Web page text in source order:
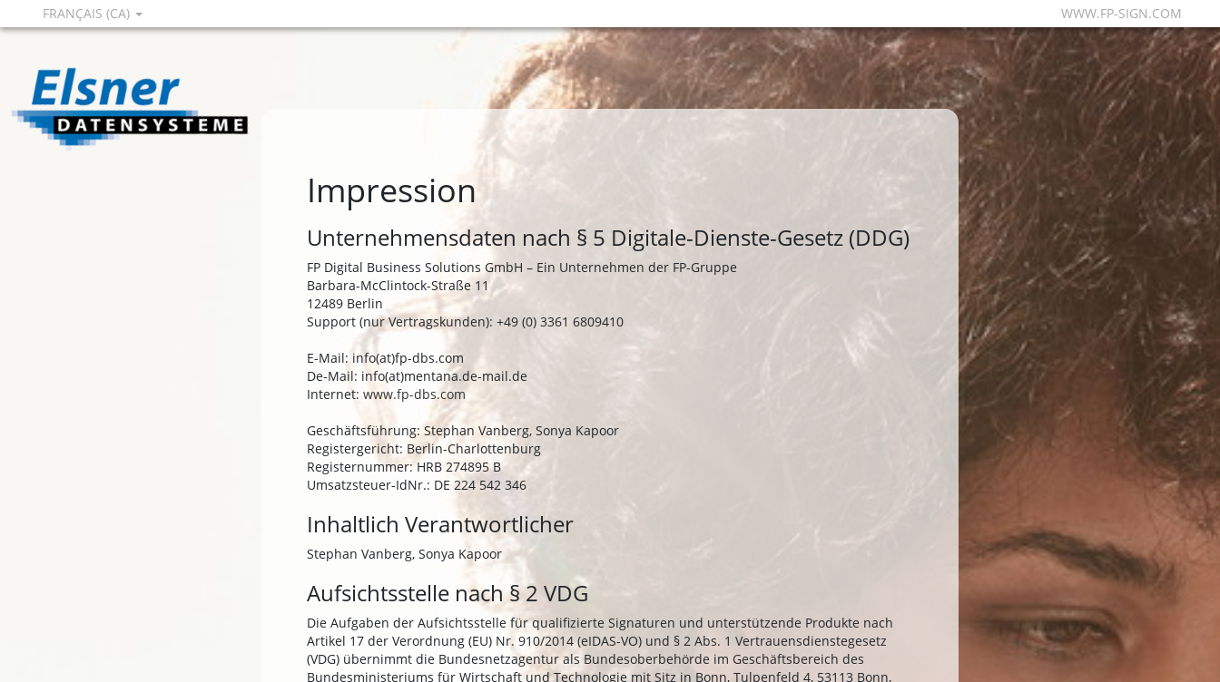
FRANÇAIS (CA) WWW.FP-SIGN.COM
Impression
Unternehmensdaten nach § 5 Digitale-Dienste-Gesetz (DDG)
FP Digital Business Solutions GmbH – Ein Unternehmen der FP-Gruppe
Barbara-McClintock-Straße 11
12489 Berlin
Support (nur Vertragskunden): +49 (0) 3361 6809410
E-Mail: info(at)fp-dbs.com
De-Mail: info(at)mentana.de-mail.de
Internet: www.fp-dbs.com
Geschäftsführung: Stephan Vanberg, Sonya Kapoor
Registergericht: Berlin-Charlottenburg
Registernummer: HRB 274895 B
Umsatzsteuer-IdNr.: DE 224 542 346
Inhaltlich Verantwortlicher
Stephan Vanberg, Sonya Kapoor
Aufsichtsstelle nach § 2 VDG
Die Aufgaben der Aufsichtsstelle für qualifizierte Signaturen und unterstützende Produkte nach
Artikel 17 der Verordnung (EU) Nr. 910/2014 (eIDAS-VO) und § 2 Abs. 1 Vertrauensdienstegesetz
(VDG) übernimmt die Bundesnetzagentur als Bundesoberbehörde im Geschäftsbereich des
Bundesministeriums für Wirtschaft und Technologie mit Sitz in Bonn, Tulpenfeld 4, 53113 Bonn,